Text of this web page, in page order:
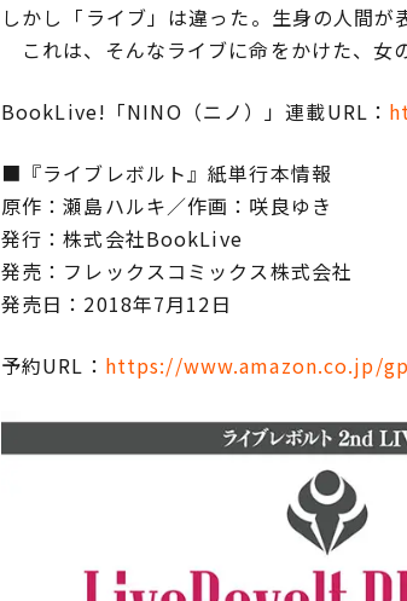
しかし――「ライブ」は違った。生身の人間
これは、そんなライブに命をかけた、女の
BookLive!「NINO（ニノ）」連載URL：
■『ライブレボルト』紙単行本情報
原作：瀬島ハルキ／作画：咲良ゆき
発行：株式会社BookLive
発売：フレックスコミックス株式会社
発売日：2018年7月12日
予約URL： https://www.amazon.co.jp/